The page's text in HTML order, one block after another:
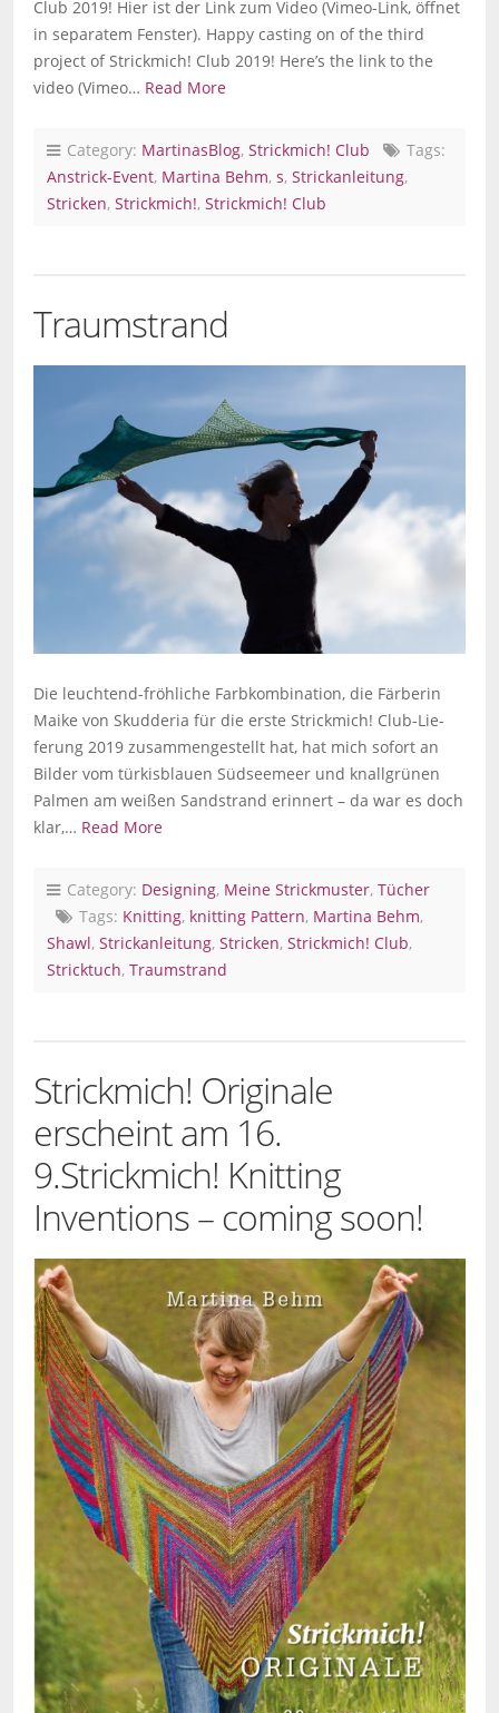
Club 2019! Hier ist der Link zum Video (Vimeo-Link, öffnet
in separatem Fenster). Happy casting on of the third
project of Strickmich! Club 2019! Here’s the link to the
video (Vimeo… Read More
Category: MartinasBlog, Strickmich! Club
Tags:
Anstrick-Event, Martina Behm, s, Strickanleitung,
Stricken, Strickmich!, Strickmich! Club
Traumstrand
Die leuchtend-fröhliche Farbkombination, die Färberin
Maike von Skudderia für die erste Strickmich! Club-Lie-
ferung 2019 zusammengestellt hat, hat mich sofort an
Bilder vom türkisblauen Südseemeer und knallgrünen
Palmen am weißen Sandstrand erinnert – da war es doch
klar,… Read More
Category: Designing, Meine Strickmuster, Tücher
Tags: Knitting, knitting Pattern, Martina Behm,
Shawl, Strickanleitung, Stricken, Strickmich! Club,
Stricktuch, Traumstrand
Strickmich! Originale
erscheint am 16.
9.Strickmich! Knitting
Inventions – coming soon!